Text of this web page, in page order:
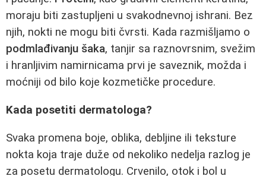
moraju biti zastupljeni u svakodnevnoj ishrani. Bez
njih, nokti ne mogu biti čvrsti. Kada razmišljamo o
podmlađivanju šaka, tanjir sa raznovrsnim, svežim
i hranljivim namirnicama prvi je saveznik, možda i
moćniji od bilo koje kozmetičke procedure.
Kada posetiti dermatologa?
Svaka promena boje, oblika, debljine ili teksture
nokta koja traje duže od nekoliko nedelja razlog je
za posetu dermatologu. Crvenilo, otok i bol u